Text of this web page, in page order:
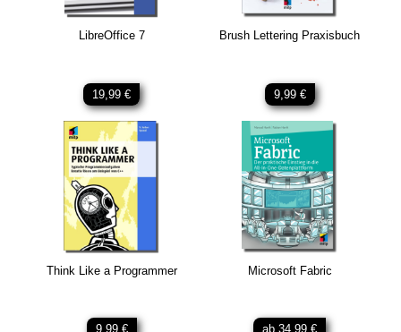
LibreOffice 7
19,99 €
Brush Lettering Praxisbuch
9,99 €
Think Like a Programmer
9,99 €
Microsoft Fabric
ab 34,99 €